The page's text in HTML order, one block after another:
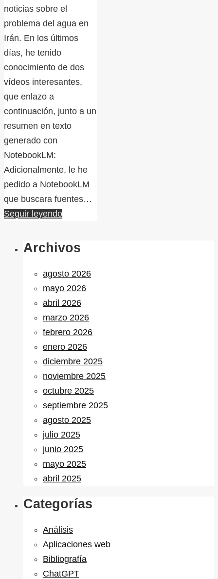
noticias sobre el
problema del agua en
Irán. En los últimos
días, he tenido
conocimiento de dos
vídeos interesantes,
que enlazo a
continuación, junto a un
resumen en texto
generado con
NotebookLM:
Adicionalmente, le he
pedido a NotebookLM
que buscara fuentes…
Seguir leyendo
Archivos
agosto 2026
mayo 2026
abril 2026
marzo 2026
febrero 2026
enero 2026
diciembre 2025
noviembre 2025
octubre 2025
septiembre 2025
agosto 2025
julio 2025
junio 2025
mayo 2025
abril 2025
Categorías
Análisis
Aplicaciones web
Bibliografía
ChatGPT